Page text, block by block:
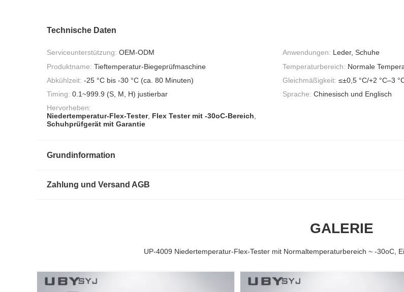
Technische Daten
Serviceunterstützung: OEM-ODM Anwendungen: Leder, Schuhe
Produktname: Tieftemperatur-Biegeprüfmaschine Temperaturbereich: Normale
Abkühlzeit: -25 °C bis -30 °C (ca. 80 Minuten) Gleichmäßigkeit: ≤±0,5 °C/+2 °C–3
Timing: 0.1~999.9 (S, M, H) justierbar Sprache: Chinesisch und Englisch
Hervorheben:
Niedertemperatur-Flex-Tester, Flex Tester mit -30oC-Bereich,
Schuhprüfgerät mit Garantie
Grundinformation
Zahlung und Versand AGB
GALERIE
UP-4009 Niedertemperatur-Flex-Tester mit Normaltemperaturbereich ~ -30oC,